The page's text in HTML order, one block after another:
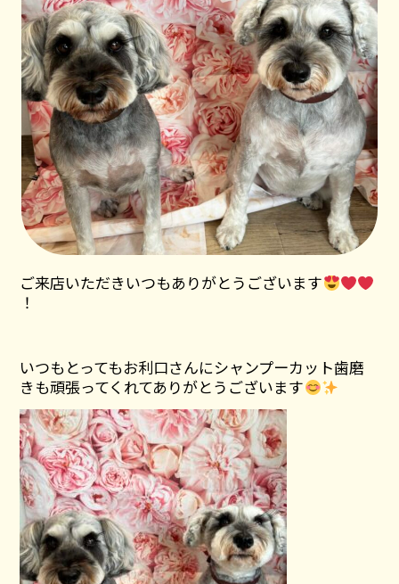
ご来店いただきいつもありがとうございます
！
いつもとってもお利口さんにシャンプーカット歯磨
きも頑張ってくれてありがとうございます